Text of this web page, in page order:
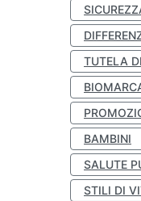
TUTELA
BAMBINI
SALUTE
STILI DI